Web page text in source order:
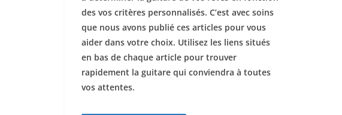
des vos critères personnalisés. C’est avec soins
que nous avons publié ces articles pour vous
aider dans votre choix. Utilisez les liens situés
en bas de chaque article pour trouver
rapidement la guitare qui conviendra à toutes
vos attentes.